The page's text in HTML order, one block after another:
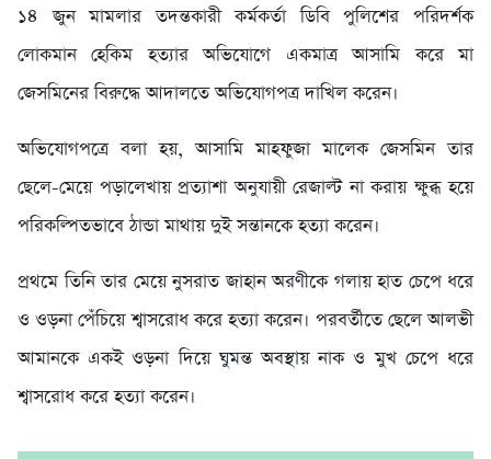
১৪ জুন মামলার তদন্তকারী কর্মকর্তা ডিবি পুলিশের পরিদর্শক
লোকমান হেকিম হত্যার অভিযোগে একমাত্র আসামি করে মা
জেসমিনের বিরুদ্ধে আদালতে অভিযোগপত্র দাখিল করেন।
অভিযোগপত্রে বলা হয়, আসামি মাহফুজা মালেক জেসমিন তার
ছেলে-মেয়ে পড়ালেখায় প্রত্যাশা অনুযায়ী রেজাল্ট না করায় ক্ষুব্ধ হয়ে
পরিকল্পিতভাবে ঠান্ডা মাথায় দুই সন্তানকে হত্যা করেন।
প্রথমে তিনি তার মেয়ে নুসরাত জাহান অরণীকে গলায় হাত চেপে ধরে
ও ওড়না পেঁচিয়ে শ্বাসরোধ করে হত্যা করেন। পরবর্তীতে ছেলে আলভী
আমানকে একই ওড়না দিয়ে ঘুমন্ত অবস্থায় নাক ও মুখ চেপে ধরে
শ্বাসরোধ করে হত্যা করেন।